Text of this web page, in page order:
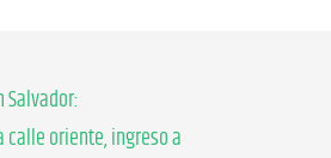
Salvador:
calle oriente, ingreso a